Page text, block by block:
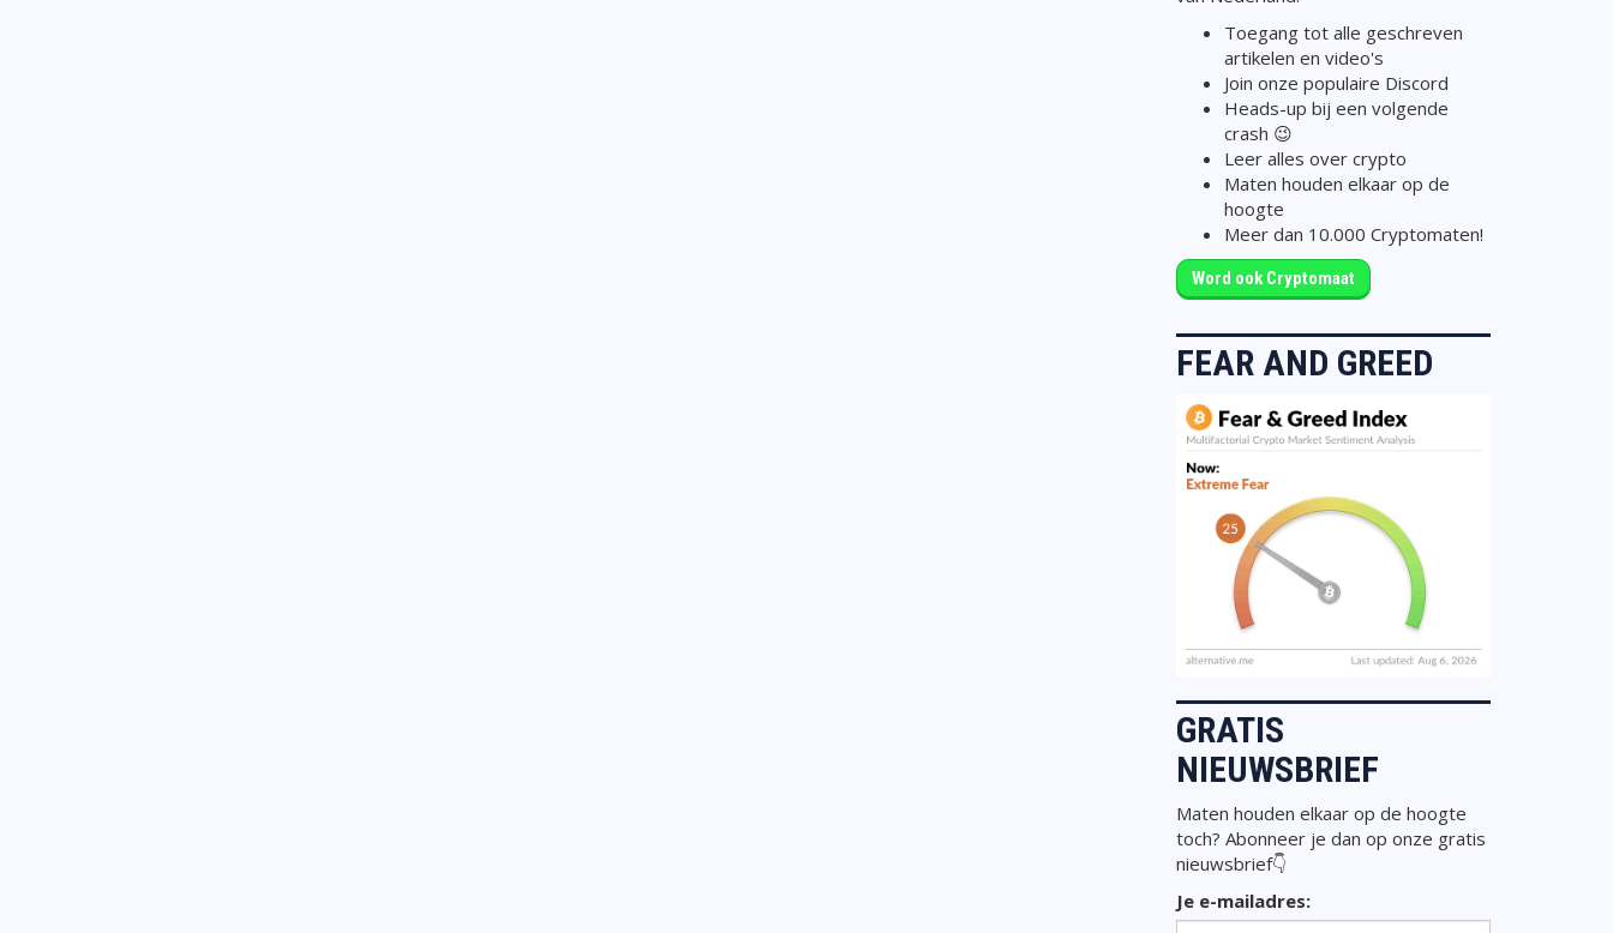
Toegang tot alle geschreven
artikelen en video's
Join onze populaire Discord
Heads-up bij een volgende
crash 😉
Leer alles over crypto
Maten houden elkaar op de
hoogte
Meer dan 10.000 Cryptomaten!
Word ook Cryptomaat
FEAR AND GREED
GRATIS
NIEUWSBRIEF
Maten houden elkaar op de hoogte
toch? Abonneer je dan op onze gratis
nieuwsbrief👇
Je e-mailadres: